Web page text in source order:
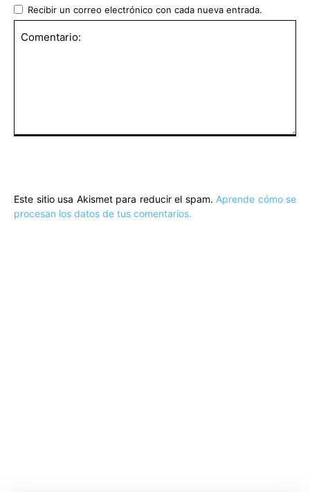
Recibir un correo electrónico con cada nueva entrada.
Este sitio usa Akismet para reducir el spam. Aprende cómo se
procesan los datos de tus comentarios.